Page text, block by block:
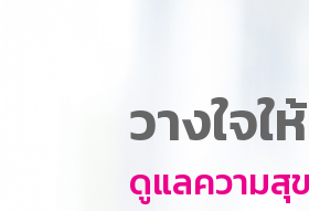
วางใจ
ดูแลความ